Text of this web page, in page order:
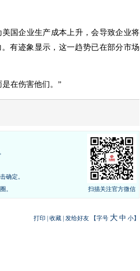
国企业生产成本上升，会导致企业将
有迹象显示，这一趋势已在部分市场
在伤害他们。”
扫描关注官方微信
确定。
。
打印 收藏 发给好友 【字号 大 中 小】